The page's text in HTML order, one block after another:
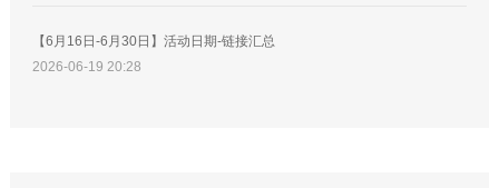
【6月16日-6月30日】活动日期-链接汇总
2026-06-19 20:28